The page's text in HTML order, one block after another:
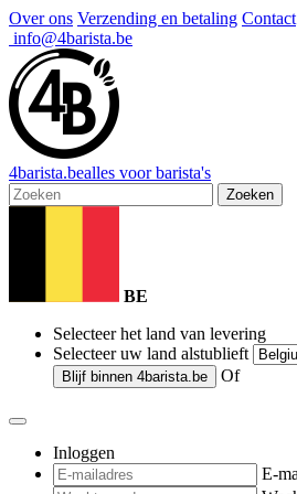
Over ons Verzending en betaling Contact
info@4barista.be
4barista.bealles voor barista's
Zoeken
BE
Selecteer het land van levering
Selecteer uw land alstublieft
Blijf binnen 4barista.be Of
Inloggen
E-